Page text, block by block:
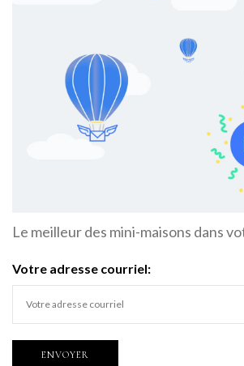
Le meilleur des mini-maisons dans
Votre adresse courriel: